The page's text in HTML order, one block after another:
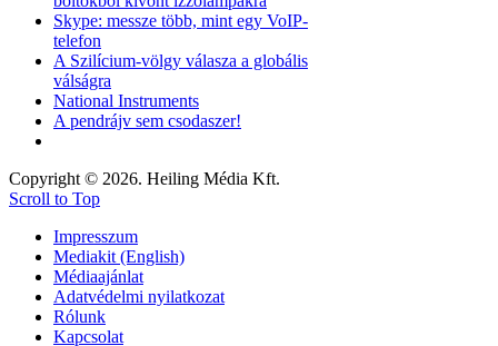
Skype: messze több, mint egy VoIP-
telefon
A Szilícium-völgy válasza a globális
válságra
National Instruments
A pendrájv sem csodaszer!
Copyright © 2026. Heiling Média Kft.
Scroll to Top
Impresszum
Mediakit (English)
Médiaajánlat
Adatvédelmi nyilatkozat
Rólunk
Kapcsolat